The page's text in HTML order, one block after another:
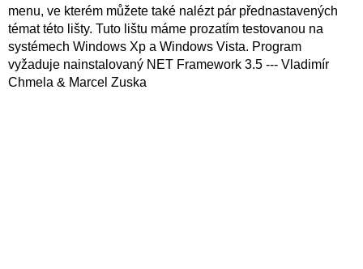
menu, ve kterém můžete také nalézt pár přednastavených
témat této lišty. Tuto lištu máme prozatím testovanou na
systémech Windows Xp a Windows Vista. Program
vyžaduje nainstalovaný NET Framework 3.5 --- Vladimír
Chmela & Marcel Zuska